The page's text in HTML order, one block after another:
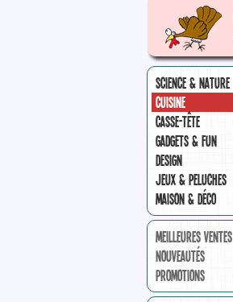
SCIENCE & NATURE
CUISINE
CASSE-TÊTE
GADGETS & FUN
DESIGN
JEUX & PELUCHES
MAISON & DÉCO
MEILLEURES VENTES
NOUVEAUTÉS
PROMOTIONS